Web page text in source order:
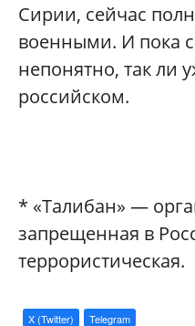
Сирии, сейчас
военными. И пока
непонятно, так ли
российском.
* «Талибан» —
запрещенная в
террористическая.
X (Twitter) Telegram